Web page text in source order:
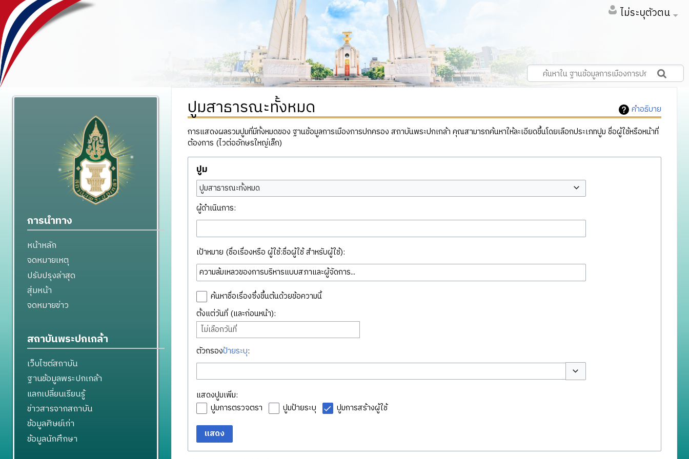
ไม่ระบุตัวตน
คำอธิบาย
ปูมสาธารณะทั้งหมด
การแสดงผลรวมปูมที่มีทั้งหมดของ ฐานข้อมูลการเมืองการปกครอง สถาบันพระปกเกล้า คุณสามารถค้นหาให้ละเอียดขึ้นโดยเลือกประเภทปูม ชื่อผู้ใช้หรือหน้าที่
ต้องการ (ไวต่ออักษรใหญ่เล็ก)
ปูม
ปูมสาธารณะทั้งหมด
ผู้ดำเนินการ:
เป้าหมาย (ชื่อเรื่องหรือ ผู้ใช้:ชื่อผู้ใช้ สำหรับผู้ใช้):
ค้นหาชื่อเรื่องซึ่งขึ้นต้นด้วยข้อความนี้
ตั้งแต่วันที่ (และก่อนหน้า):
ไม่เลือกวันที่
ตัวกรองป้ายระบุ:
สลับตัวเลือก
แสดงปูมเพิ่ม:
ปูมการตรวจตรา
ปูมป้ายระบุ ปูมการสร้างผู้ใช้
แสดง
การนำทาง
หน้าหลัก
จดหมายเหตุ
ปรับปรุงล่าสุด
สุ่มหน้า
จดหมายข่าว
สถาบันพระปกเกล้า
เว็บไซต์สถาบัน
ฐานข้อมูลพระปกเกล้า
แลกเปลี่ยนเรียนรู้
ข่าวสารจากสถาบัน
ข้อมูลศิษย์เก่า
ข้อมูลนักศึกษา